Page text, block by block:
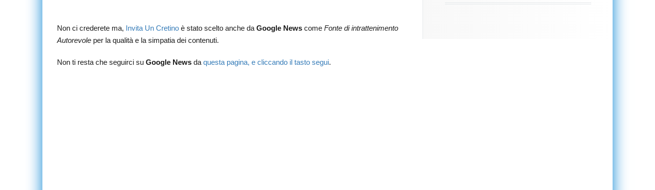
Non ci crederete ma, Invita Un Cretino è stato scelto anche da Google News come Fonte di intrattenimento
Autorevole per la qualità e la simpatia dei contenuti.
Non ti resta che seguirci su Google News da questa pagina, e cliccando il tasto segui.